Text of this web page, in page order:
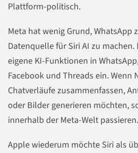
Plattform-politisch.
Meta hat wenig Grund, WhatsApp
Datenquelle für Siri AI zu
eigene KI-Funktionen in
Facebook und Threads ein. Wenn
Chatverläufe zusammenfassen,
oder Bilder generieren möchten,
innerhalb der Meta-Welt passieren.
Apple wiederum möchte Siri als